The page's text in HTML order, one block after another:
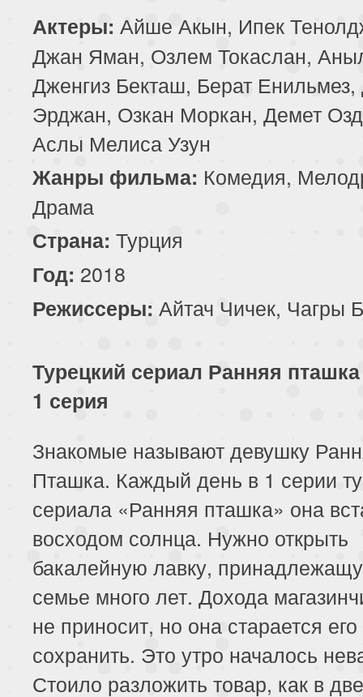
89 серия
90 серия
91 серия
93 серия
94 серия
95 серия
97 серия
98 серия 99 серия
101 серия
102 серия 103 серия
105 серия
109 серия
110 серия
113 серия
114 серия 115 серия
121 серия
122 серия 123 серия
129 серия
130 серия 131 серия
133 серия
134 серия 135 серия
137 серия
138 серия 139 серия
141 серия
142 серия 143 серия
145 серия
146 серия 147 серия
149 серия
150 серия 151 серия
Актеры: Айше Акын, Ипек
Джан Яман, Озлем Токаслан,
Дженгиз Бекташ, Берат
Эрджан, Озкан Моркан, Демет
Аслы Мелиса Узун
Жанры фильма: Комедия,
Драма
Страна: Турция
Год: 2018
Режиссеры: Айтач Чичек, Чагры
Турецкий сериал Ранняя
1 серия
Знакомые называют девушку
Пташка. Каждый день в 1 серии
сериала «Ранняя пташка» она
восходом солнца. Нужно открыть
бакалейную лавку,
семье много лет. Дохода
не приносит, но она старается его
сохранить. Это утро началось
Стоило разложить товар, как в